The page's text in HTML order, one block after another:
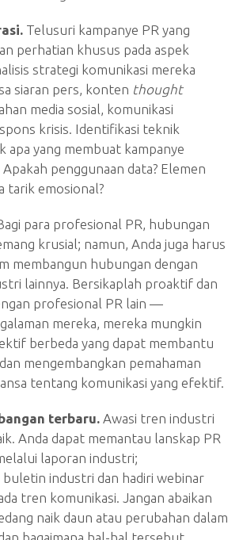
Telusuri kampanye PR yang
perhatian khusus pada aspek
strategi komunikasi mereka
siaran pers, konten thought
media sosial, komunikasi
krisis. Identifikasi teknik
apa yang membuat kampanye
penggunaan data? Elemen
tarik emosional?
para profesional PR, hubungan
krusial; namun, Anda juga harus
membangun hubungan dengan
lainnya. Bersikaplah proaktif dan
profesional PR lain —
mereka, mereka mungkin
berbeda yang dapat membantu
mengembangkan pemahaman
tentang komunikasi yang efektif.
terbaru. Awasi tren industri
Anda dapat memantau lanskap PR
laporan industri;
industri dan hadiri webinar
tren komunikasi. Jangan abaikan
naik daun atau perubahan dalam